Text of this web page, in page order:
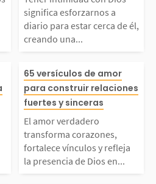
mie
er un
do en un...
a cual
ayud
es
su...
os a diario
cerca de él,
na relación
y constante.
ueda es
significa esforzarnos a
diario para estar cerca de él,
creando una...
pareja
Los
son m
El amor
nsforma
rtalece
eja la
65 versículos de amor
para construir relaciones
fuertes y sinceras
El amor verdadero
transforma corazones,
fortalece vínculos y refleja
la presencia de Dios en...